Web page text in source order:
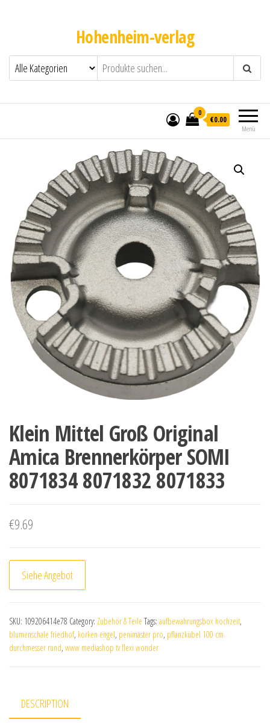
Hohenheim-verlag
Menü
0
€0.00
Klein Mittel Groß Original
Amica Brennerkörper SOMI
8071834 8071832 8071833
€9.69
Siehe Angebot
SKU: 109206414e78 Category: Zubehör & Teile Tags: aufbewahrungsbox hochzeit,
blumenschale friedhof, korken engel, penimaster pro, pflanzkübel 100 cm
durchmesser rund, www mediashop tv flexi wonder
DESCRIPTION